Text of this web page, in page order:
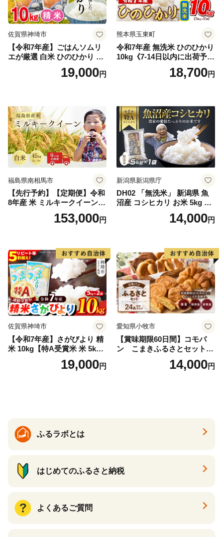
佐賀県神埼市
【令和7年産】ごはんソムリ
エが厳選 白米 ひのひかり 10
米 10kg 5kg×2 ひのひかり ブ
19,000円
熊本県玉東町
令和7年産 無洗米 ひのひかり
10kg《7-14日以内に出荷予定
(土日祝除く)》コメ 米 無洗米
令和7年産 高レビュー｜人気
18,700円
福島県南相馬市
【先行予約】【定期便】令和
8年産 米 ミルキークイーン
白米 45kg (5kg×9回) | ミルキ
ークイーン 米5kg 福島 福島
福島県 南相馬市 cu006-ae
153,000円
新潟県新潟県庁
DH02 「無洗米」 新潟県 魚
沼産 コシヒカリ お米 5kg こ
しひかり 精米 米（お米の美
味しい炊き方ガイド付き）
14,000円
佐賀県神埼市
【令和7年産】さがびより 精
米 10kg【特A受賞米 米 5kg×
2袋 お米 コメ こめ 国産 美味
しい ブランド米 人気 ランキ
19,000円
愛知県小牧市
【賞味期限60日間】コモパ
ン こまきふるさとセット
（24個入り）／災害用備蓄
保存食 非常食 防災グッズに
14,000円
ふるラボとは
はじめてのふるさと納税
よくあるご質問